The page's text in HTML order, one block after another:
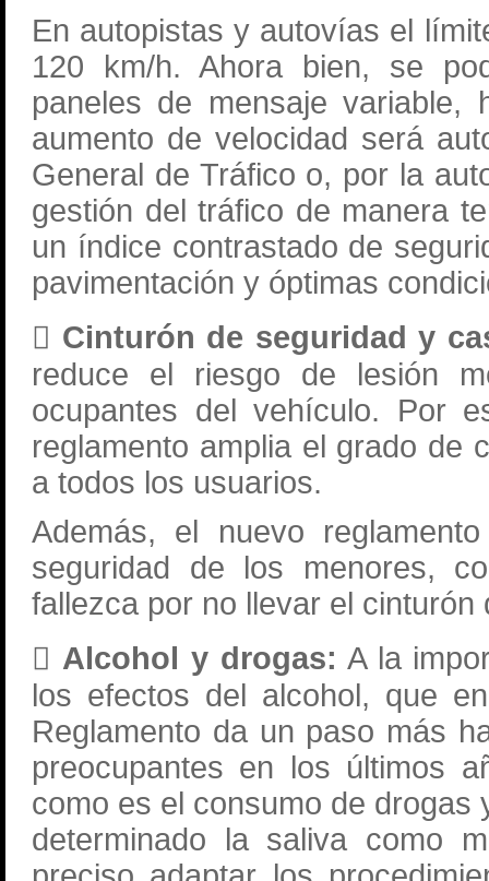
En autopistas y autovías el
120 km/h. Ahora bien, se
paneles de mensaje
aumento de velocidad será
General de Tráfico o, por la
gestión del tráfico de manera
un índice contrastado de
pavimentación y óptimas
 Cinturón de seguridad y
reduce el riesgo de lesión
ocupantes del vehículo. Por
reglamento amplia el grado de
a todos los usuarios.
Además, el nuevo
seguridad de los menores,
fallezca por no llevar el
 Alcohol y drogas: A la
los efectos del alcohol, que
Reglamento da un paso más
preocupantes en los últimos
como es el consumo de
determinado la saliva como